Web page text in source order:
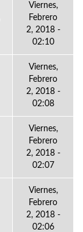
Viernes,
Febrero
2, 2018 -
02:10
Viernes,
Febrero
2, 2018 -
02:08
Viernes,
Febrero
2, 2018 -
02:07
Viernes,
Febrero
2, 2018 -
02:06